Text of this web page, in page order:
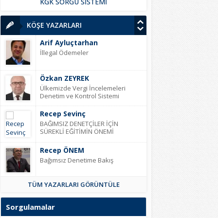
KÖŞE YAZARLARI
Arif Ayluçtarhan
İllegal Ödemeler
Özkan ZEYREK
Ülkemizde Vergi İncelemeleri
Denetim ve Kontrol Sistemi
Recep Sevinç
BAĞIMSIZ DENETÇİLER İÇİN
SÜREKLİ EĞİTİMİN ÖNEMİ
Recep ÖNEM
Bağımsız Denetime Bakış
Selahattin İPEK
Bağımsız Denetçi Selahattin İPEK’in
kaleminden 05.01.2017 tarihli KGK
Kurul Kararı sonrası Sorumlu
TÜM YAZARLARI GÖRÜNTÜLE
Sorgulamalar